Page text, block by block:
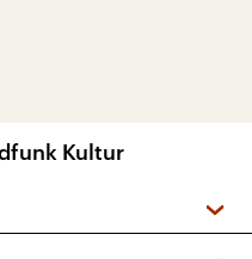
Kultur